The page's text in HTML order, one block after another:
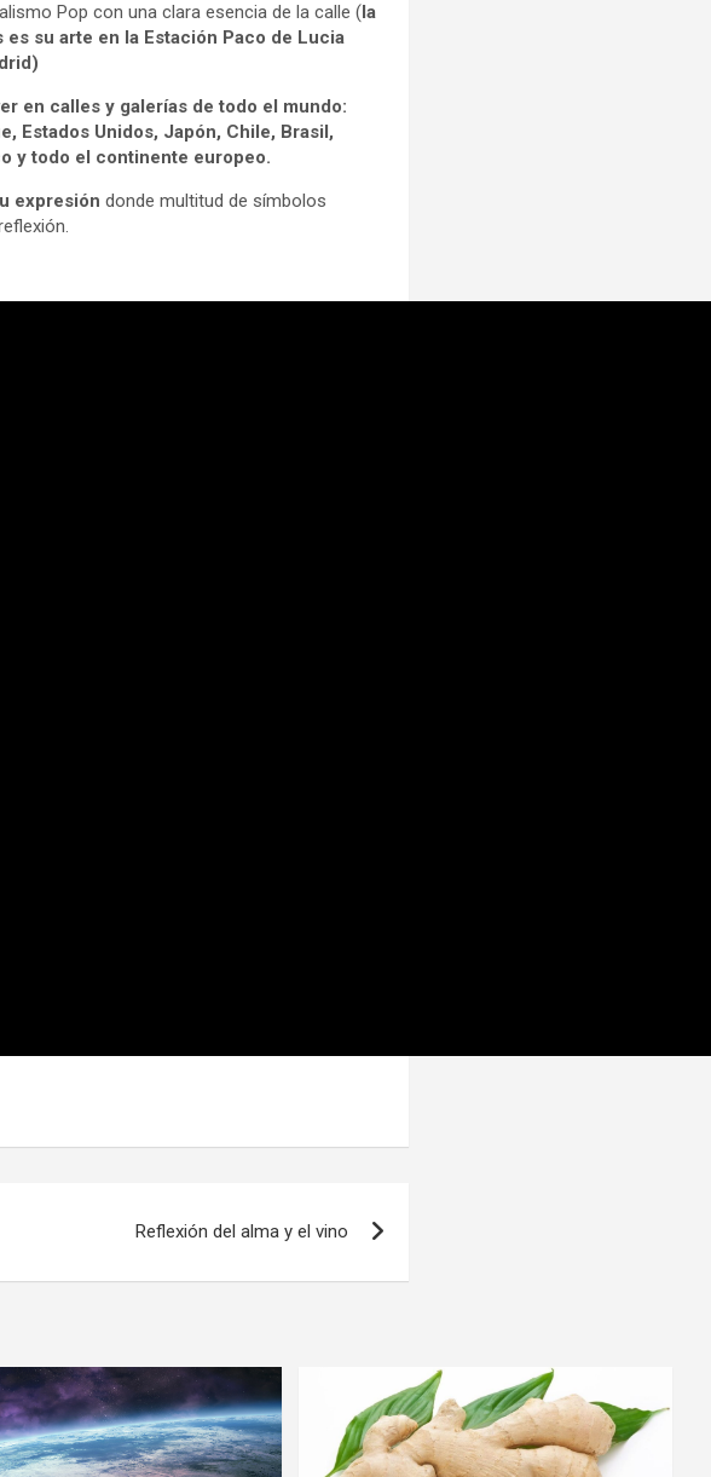
Pop con una clara esencia de la calle (la
su arte en la Estación Paco de Lucia
en calles y galerías de todo el mundo:
Estados Unidos, Japón, Chile, Brasil,
y todo el continente europeo.
expresión donde multitud de símbolos
Reflexión del alma y el vino